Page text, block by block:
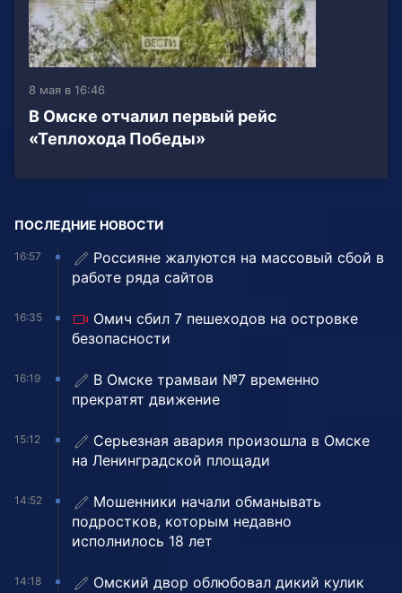
8 мая в 16:46
В Омске отчалил первый рейс
«Теплохода Победы»
ПОСЛЕДНИЕ НОВОСТИ
16:57
Россияне жалуются на массовый сбой в
работе ряда сайтов
16:35
Омич сбил 7 пешеходов на островке
безопасности
16:19
В Омске трамваи №7 временно
прекратят движение
15:12
Серьезная авария произошла в Омске
на Ленинградской площади
14:52
Мошенники начали обманывать
подростков, которым недавно
исполнилось 18 лет
14:18 Омский двор облюбовал дикий кулик